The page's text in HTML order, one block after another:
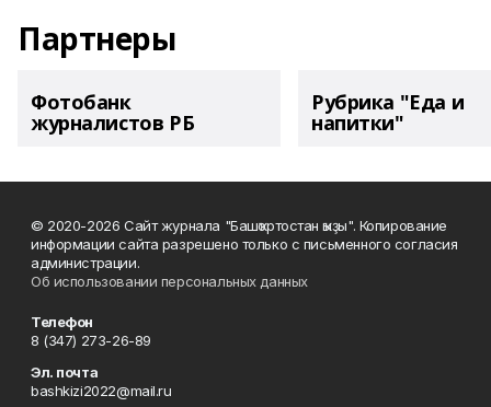
Партнеры
Фотобанк
журналистов РБ
Рубрика "Еда и
напитки"
© 2020-2026 Сайт журнала "Башҡортостан ҡыҙы". Копирование
информации сайта разрешено только с письменного согласия
администрации.
Об использовании персональных данных
Телефон
8 (347) 273-26-89
Эл. почта
bashkizi2022@mail.ru